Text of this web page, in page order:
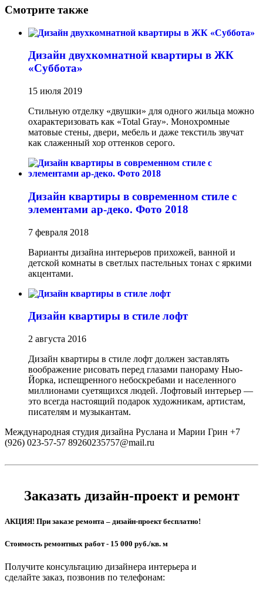
Смотрите также
Дизайн двухкомнатной квартиры в ЖК
«Суббота»
15 июля 2019
Стильную отделку «двушки» для одного жильца можно
охарактеризовать как «Total Gray». Монохромные
матовые стены, двери, мебель и даже текстиль звучат
как слаженный хор оттенков серого.
Дизайн квартиры в современном стиле с
элементами ар-деко. Фото 2018
7 февраля 2018
Варианты дизайна интерьеров прихожей, ванной и
детской комнаты в светлых пастельных тонах с яркими
акцентами.
Дизайн квартиры в стиле лофт
2 августа 2016
Дизайн квартиры в стиле лофт должен заставлять
воображение рисовать перед глазами панораму Нью-
Йорка, испещренного небоскребами и населенного
миллионами суетящихся людей. Лофтовый интерьер —
это всегда настоящий подарок художникам, артистам,
писателям и музыкантам.
Международная студия дизайна Руслана и Марии Грин +7
(926) 023-57-57 89260235757@mail.ru
Заказать дизайн-проект и ремонт
АКЦИЯ! При заказе ремонта – дизайн-проект бесплатно!
Стоимость ремонтных работ - 15 000 руб./кв. м
Получите консультацию дизайнера интерьера и
сделайте заказ, позвонив по телефонам: